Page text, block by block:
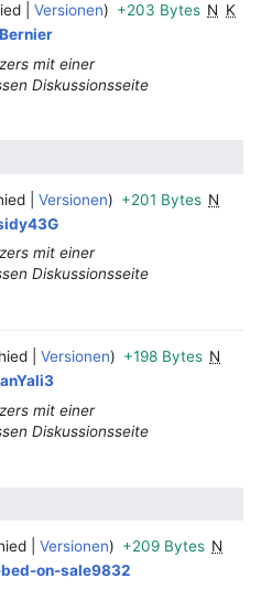
Versionen +203 Bytes N K
mit einer
Diskussionsseite
Versionen +201 Bytes N
mit einer
Diskussionsseite
Versionen +198 Bytes N
mit einer
Diskussionsseite
Versionen +209 Bytes N
on-sale9832